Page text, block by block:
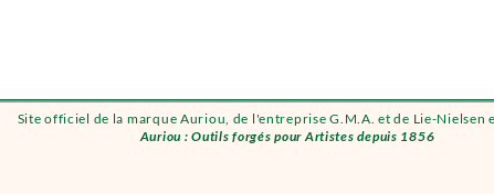
Site officiel de la marque Auriou, de l'entreprise G.M.A. et de Lie-Nielsen
Auriou : Outils forgés pour Artistes depuis 1856